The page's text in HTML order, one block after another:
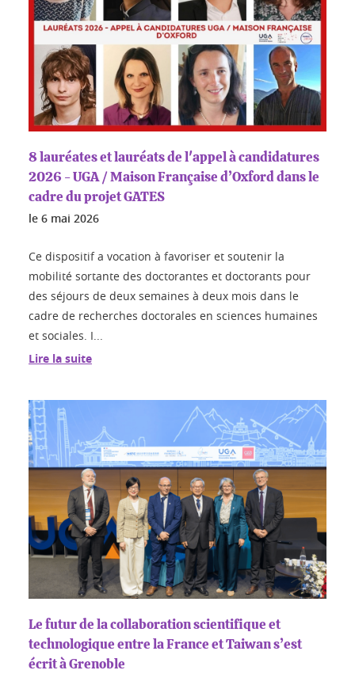
8 lauréates et lauréats de l'appel à candidatures
2026 - UGA / Maison Française d’Oxford dans le
cadre du projet GATES
le 6 mai 2026
Ce dispositif a vocation à favoriser et soutenir la
mobilité sortante des doctorantes et doctorants pour
des séjours de deux semaines à deux mois dans le
cadre de recherches doctorales en sciences humaines
et sociales. I...
Lire la suite
Le futur de la collaboration scientifique et
technologique entre la France et Taiwan s’est
écrit à Grenoble